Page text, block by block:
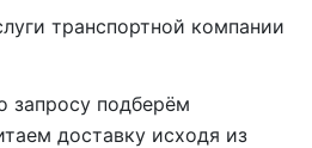
транспортной компании
запросу подберём
доставку исходя из